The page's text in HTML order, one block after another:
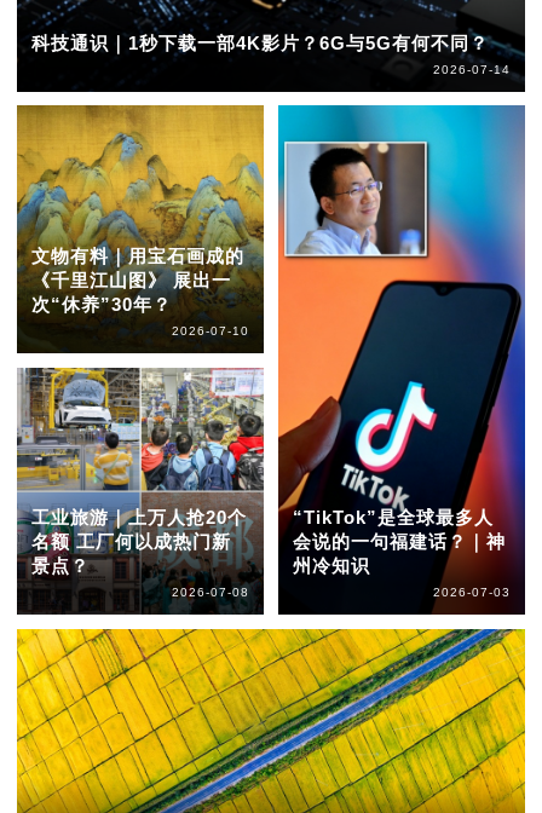
科技通识｜1秒下载一部4K影片？6G与5G有何不同？
2026-07-14
文物有料｜用宝石画成的
《千里江山图》 展出一
次“休养”30年？
2026-07-10
工业旅游｜上万人抢20个
名额 工厂何以成热门新
景点？
2026-07-08
“TikTok”是全球最多人
会说的一句福建话？｜神
州冷知识
2026-07-03